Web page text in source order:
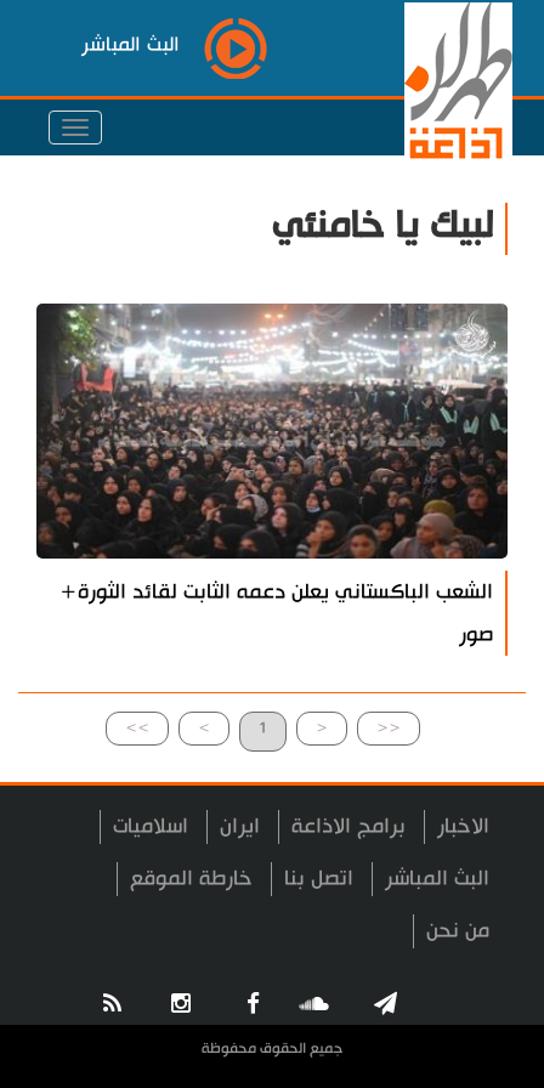
البث المباشر
لبيك يا خامنئي
الشعب الباكستاني يعلن دعمه الثابت لقائد الثورة+
صور
>> > 1 < <<
الاخبار برامج الاذاعة ايران اسلاميات
البث المباشر اتصل بنا خارطة الموقع
من نحن
جميع الحقوق محفوظة